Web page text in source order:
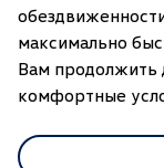
максимально
Вам продолжить
комфортные